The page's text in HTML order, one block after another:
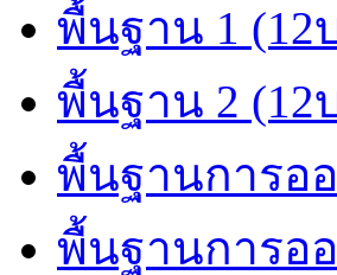
พื้นฐาน 1 (12
พื้นฐาน 2 (12
พื้นฐานการอ
พื้นฐานการอ